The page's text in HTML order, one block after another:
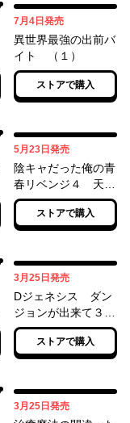
7月4日 07月04日
発売
異世界最強の出前バ
イト （１）
ストアで購入
5月23日 05月23日
発売
陰キャだった俺の青
春リベンジ４ 天使
すぎるあの娘と歩む
Reライフ
ストアで購入
3月25日 03月25日
発売
Dジェネシス ダン
ジョンが出来て３
年 （７）
ストアで購入
3月25日 03月25日
発売